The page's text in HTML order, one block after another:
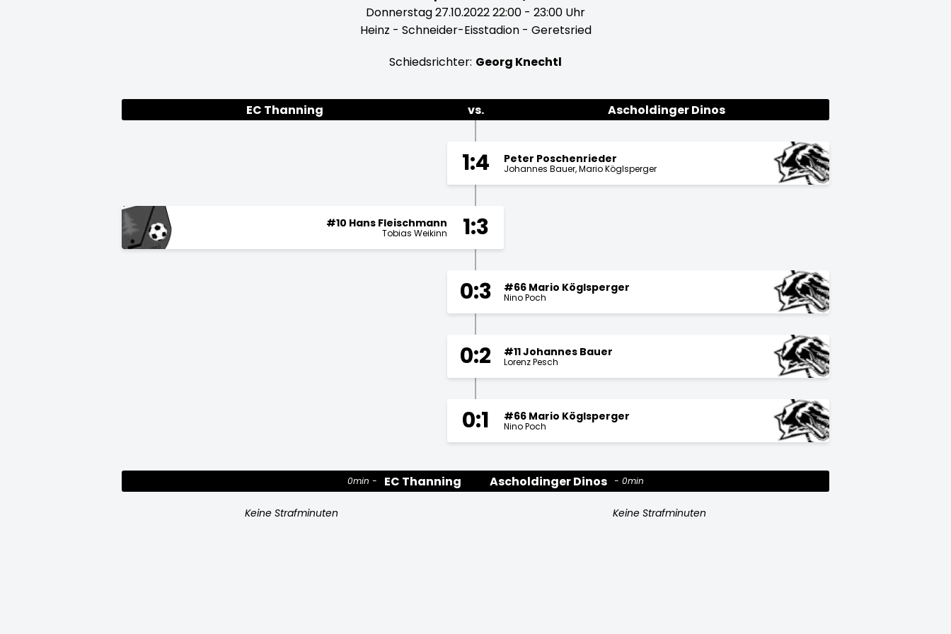
Donnerstag 27.10.2022 22:00 - 23:00 Uhr
Heinz - Schneider-Eisstadion - Geretsried
Schiedsrichter: Georg Knechtl
EC Thanning vs. Ascholdinger Dinos
1:4 Peter Poschenrieder
Johannes Bauer Mario Köglsperger
1:3
#10 Hans Fleischmann
Tobias Weikinn
0:3 #66 Mario Köglsperger
Nino Poch
0:2 #11 Johannes Bauer
Lorenz Pesch
0:1 #66 Mario Köglsperger
Nino Poch
EC Thanning
0min
Keine Strafminuten
Ascholdinger Dinos 0min
Keine Strafminuten